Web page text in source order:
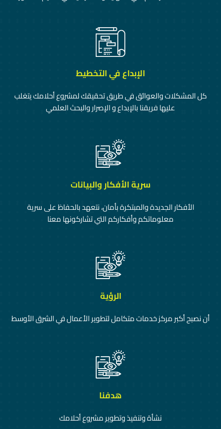
الإبداع في التخطيط
كل المشكلات والعوائق في طريق تحقيقك لمشروع أحلامك يتغلب
عليها فريقنا بالإبداع و الإصرار والبحث العلمي
سرية الأفكار والبيانات
الأفكار الجديدة والمبتكرة بأمان، نتعهد بالحفاظ على سرية
معلوماتكم وأفكاركم التي تشاركونها معنا
الرؤية
أن نصبح أكبر مركز خدمات متكامل لتطوير الأعمال في الشرق الأوسط
هدفنا
نشأة وتنفيذ وتطوير مشروع أحلامك